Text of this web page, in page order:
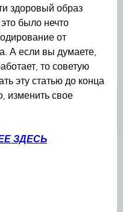
здоровый образ
было нечто
от
А если вы думаете,
то советую
эту статью до конца
изменить свое
ЗДЕСЬ